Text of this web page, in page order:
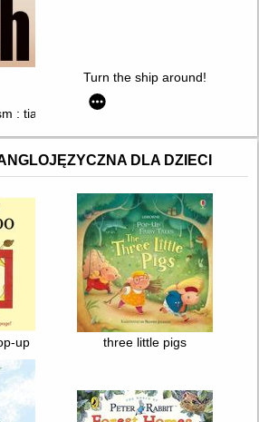
Turn the ship around!
: tianbao fuyao lu. T. 2
DLA DZIECI
up three little pigs